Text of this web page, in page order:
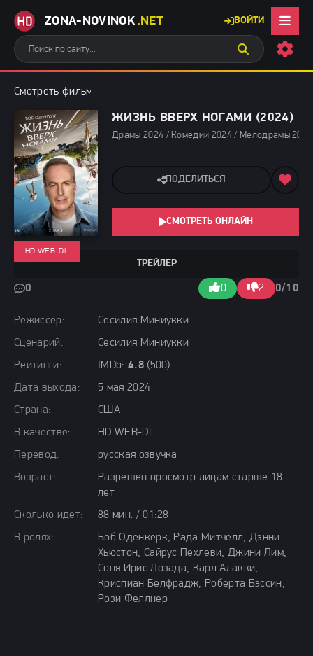
ZONA-NOVINOK .NET ВОЙТИ
Смотреть фильмы бесплатно
ЖИЗНЬ ВВЕРХ НОГАМИ (2024)
Драмы 2024 / Комедии 2024 / Мелодрамы
Режиссер:
Сесилия Миниукки
Сценарий:
Сесилия Миниукки
Рейтинги:
IMDb: 4.8(500)
Дата выхода:
5 мая 2024
Страна:
США
В качестве:
HD WEB-DL
Перевод:
русская озвучка
Возраст:
Разрешён просмотр лицам старше 18
лет
Сколько идёт:
88 мин. / 01:28
В ролях:
Боб Оденкёрк, Рада Митчелл, Дэнни
Хьюстон, Сайрус Пехлеви, Джини Лим,
Соня Ирис Лозада, Карл Алакки,
Криспиан Белфрадж, Роберта Бэссин,
Рози Феллнер
ТРЕЙЛЕР
0 0 2 0/10
HD WEB-DL
ПОДЕЛИТЬСЯ
СМОТРЕТЬ ОНЛАЙН